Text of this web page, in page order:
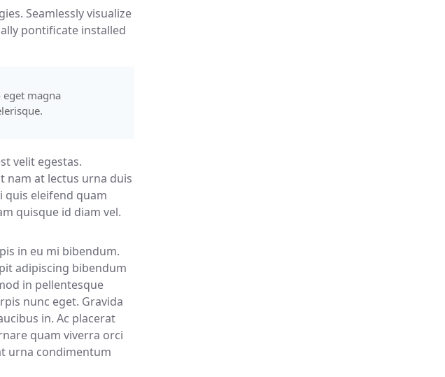
Seamlessly visualize
pontificate installed
magna
velit egestas.
nam at lectus urna duis
quis eleifend quam
quisque id diam vel.
in eu mi bibendum.
adipiscing bibendum
in pellentesque
nunc eget. Gravida
in. Ac placerat
quam viverra orci
urna condimentum